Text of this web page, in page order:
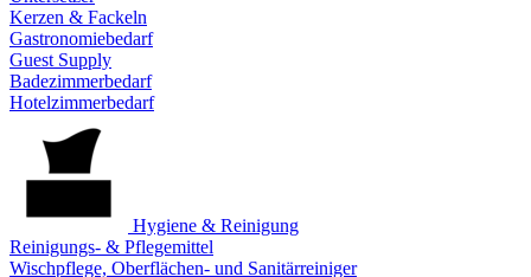
Kerzen & Fackeln
Gastronomiebedarf
Guest Supply
Badezimmerbedarf
Hotelzimmerbedarf
Hygiene & Reinigung
Reinigungs- & Pflegemittel
Wischpflege, Oberflächen- und Sanitärreiniger